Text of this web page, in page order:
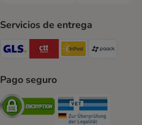
Servicios de entrega
GLS Shipping Method
CTTExpress Shipping
InPost
Pago seguro
Security